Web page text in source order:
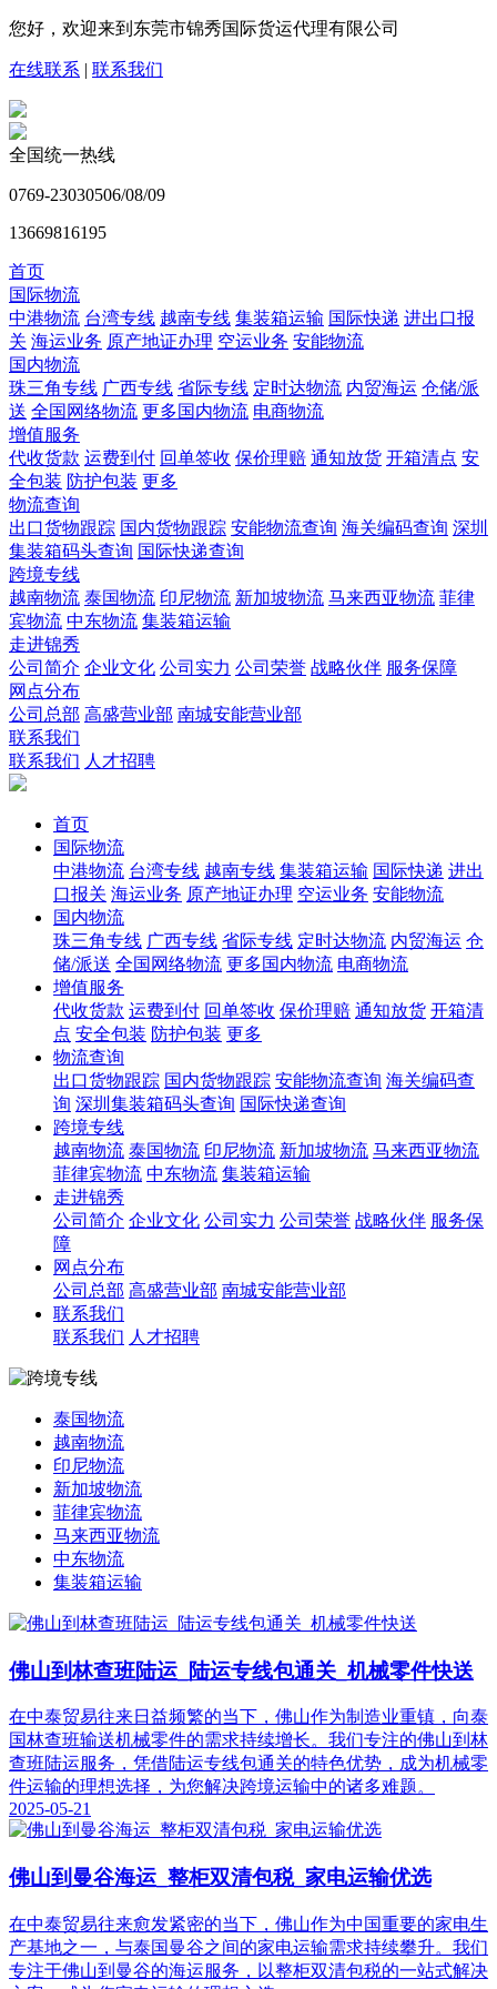
您好，欢迎来到东莞市锦秀国际货运代理有限公司
在线联系 | 联系我们
全国统一热线
0769-23030506/08/09
13669816195
首页
国际物流
中港物流 台湾专线 越南专线 集装箱运输 国际快递 进出口报
关 海运业务 原产地证办理 空运业务 安能物流
国内物流
珠三角专线 广西专线 省际专线 定时达物流 内贸海运 仓储/派
送 全国网络物流 更多国内物流 电商物流
增值服务
代收货款 运费到付 回单签收 保价理赔 通知放货 开箱清点 安
全包装 防护包装 更多
物流查询
出口货物跟踪 国内货物跟踪 安能物流查询 海关编码查询 深圳
集装箱码头查询 国际快递查询
跨境专线
越南物流 泰国物流 印尼物流 新加坡物流 马来西亚物流 菲律
宾物流 中东物流 集装箱运输
走进锦秀
公司简介 企业文化 公司实力 公司荣誉 战略伙伴 服务保障
网点分布
公司总部 高盛营业部 南城安能营业部
联系我们
联系我们 人才招聘
首页
国际物流
中港物流 台湾专线 越南专线 集装箱运输 国际快递 进出
口报关 海运业务 原产地证办理 空运业务 安能物流
国内物流
珠三角专线 广西专线 省际专线 定时达物流 内贸海运 仓
储/派送 全国网络物流 更多国内物流 电商物流
增值服务
代收货款 运费到付 回单签收 保价理赔 通知放货 开箱清
点 安全包装 防护包装 更多
物流查询
出口货物跟踪 国内货物跟踪 安能物流查询 海关编码查
询 深圳集装箱码头查询 国际快递查询
跨境专线
越南物流 泰国物流 印尼物流 新加坡物流 马来西亚物流
菲律宾物流 中东物流 集装箱运输
走进锦秀
公司简介 企业文化 公司实力 公司荣誉 战略伙伴 服务保
障
网点分布
公司总部 高盛营业部 南城安能营业部
联系我们
联系我们 人才招聘
泰国物流
越南物流
印尼物流
新加坡物流
菲律宾物流
马来西亚物流
中东物流
集装箱运输
佛山到林查班陆运_陆运专线包通关_机械零件快送
在中泰贸易往来日益频繁的当下，佛山作为制造业重镇，向泰
国林查班输送机械零件的需求持续增长。我们专注的佛山到林
查班陆运服务，凭借陆运专线包通关的特色优势，成为机械零
件运输的理想选择，为您解决跨境运输中的诸多难题。
2025-05-21
佛山到曼谷海运_整柜双清包税_家电运输优选
在中泰贸易往来愈发紧密的当下，佛山作为中国重要的家电生
产基地之一，与泰国曼谷之间的家电运输需求持续攀升。我们
专注于佛山到曼谷的海运服务，以整柜双清包税的一站式解决